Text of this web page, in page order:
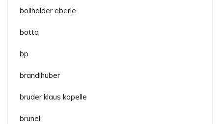
bollhalder eberle
botta
bp
brandlhuber
bruder klaus kapelle
brunel